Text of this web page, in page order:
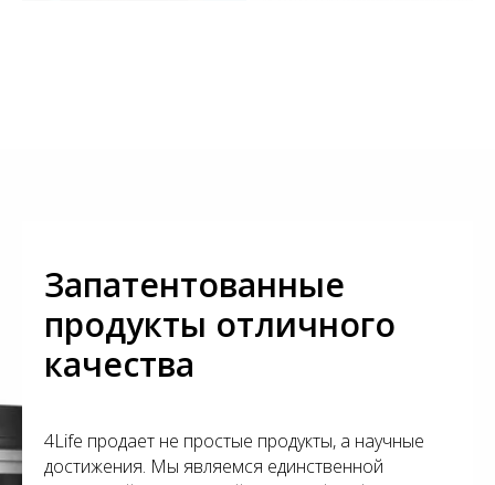
Запатентованные
продукты отличного
качества
4Life продает не простые продукты, а научные
достижения. Мы являемся единственной